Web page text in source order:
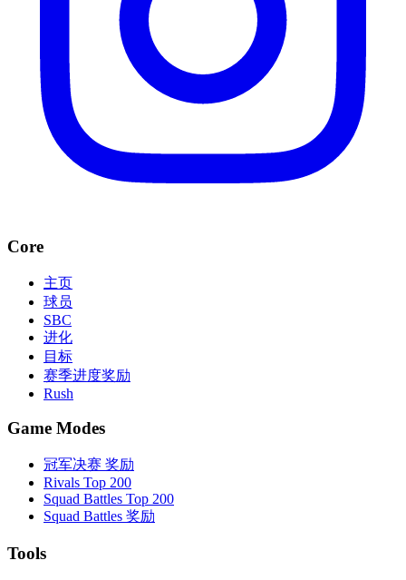
Core
主页
球员
SBC
进化
目标
赛季进度奖励
Rush
Game Modes
冠军决赛 奖励
Rivals Top 200
Squad Battles Top 200
Squad Battles 奖励
Tools